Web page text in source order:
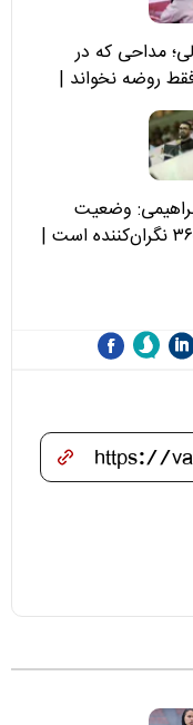
مداحی که در
روضه نخواند |
آقا مرتضی
جدی‌تر ببینند
وضعیت
فوتبال ۳۶۰ نگران‌کننده است |